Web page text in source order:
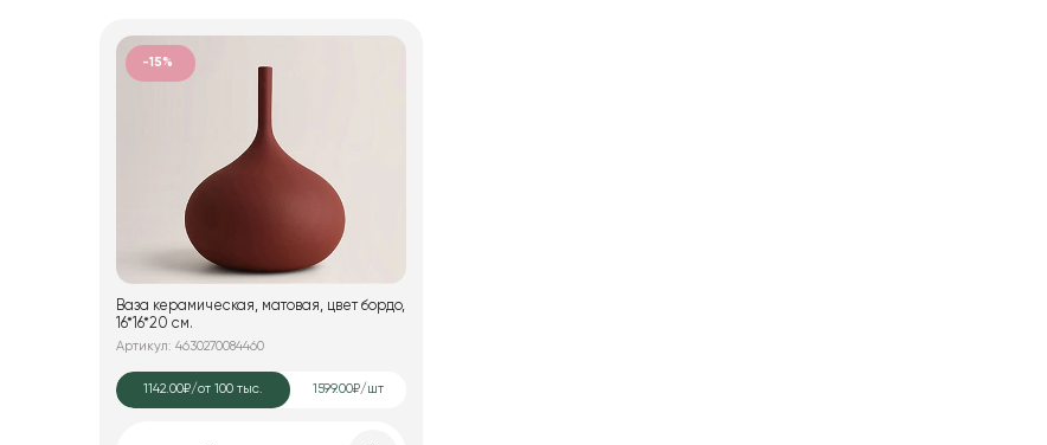
-15%
Ваза керамическая, матовая, цвет бордо,
16*16*20 см.
Артикул: 4630270084460
1142.00₽/от 100 тыс. 1599.00₽/шт